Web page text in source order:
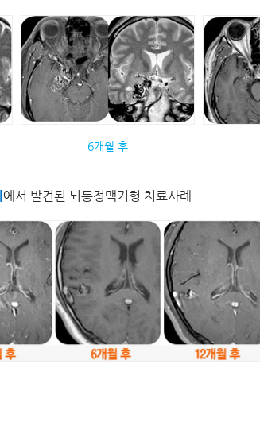
6개월 후
에서 발견된 뇌동정맥기형 치료사례